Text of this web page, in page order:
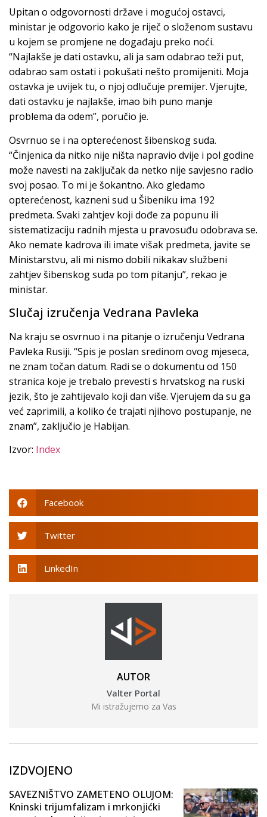
Upitan o odgovornosti države i mogućoj ostavci,
ministar je odgovorio kako je riječ o složenom sustavu
u kojem se promjene ne događaju preko noći.
“Najlakše je dati ostavku, ali ja sam odabrao teži put,
odabrao sam ostati i pokušati nešto promijeniti. Moja
ostavka je uvijek tu, o njoj odlučuje premijer. Vjerujte,
dati ostavku je najlakše, imao bih puno manje
problema da odem”, poručio je.
Osvrnuo se i na opterećenost šibenskog suda.
“Činjenica da nitko nije ništa napravio dvije i pol godine
može navesti na zaključak da netko nije savjesno radio
svoj posao. To mi je šokantno. Ako gledamo
opterećenost, kazneni sud u Šibeniku ima 192
predmeta. Svaki zahtjev koji dođe za popunu ili
sistematizaciju radnih mjesta u pravosuđu odobrava se.
Ako nemate kadrova ili imate višak predmeta, javite se
Ministarstvu, ali mi nismo dobili nikakav službeni
zahtjev šibenskog suda po tom pitanju”, rekao je
ministar.
Slučaj izručenja Vedrana Pavleka
Na kraju se osvrnuo i na pitanje o izručenju Vedrana
Pavleka Rusiji. “Spis je poslan sredinom ovog mjeseca,
ne znam točan datum. Radi se o dokumentu od 150
stranica koje je trebalo prevesti s hrvatskog na ruski
jezik, što je zahtijevalo koji dan više. Vjerujem da su ga
već zaprimili, a koliko će trajati njihovo postupanje, ne
znam”, zaključio je Habijan.
Izvor: Index
Facebook
Twitter
LinkedIn
AUTOR
Valter Portal
Mi istražujemo za Vas
IZDVOJENO
SAVEZNIŠTVO ZAMETENO OLUJOM:
Kninski trijumfalizam i mrkonjićki